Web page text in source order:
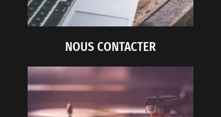
NOUS CONTACTER